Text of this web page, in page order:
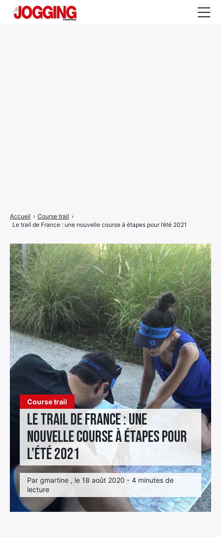
Course trail
Le trail de France : une
nouvelle course à étapes pour
l’été 2021
Par gmartine , le 18 août 2020 - 4 minutes de
lecture
Accueil › Course trail ›
Le trail de France : une nouvelle course à étapes pour l’été 2021
de
menu
Élément
de
menu
Élément
de
menu